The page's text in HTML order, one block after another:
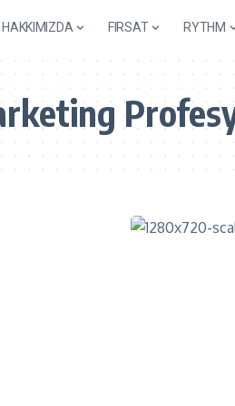
HAKKIMIZDA FIRSAT RYTHM